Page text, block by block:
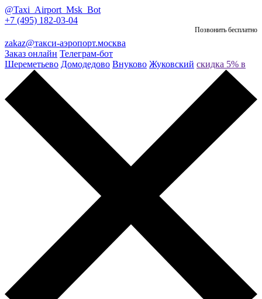
@Taxi_Airport_Msk_Bot
+7 (495) 182-03-04
Позвонить бесплатно
zakaz@такси-аэропорт.москва
Заказ онлайн Телеграм-бот
Шереметьево Домодедово Внуково Жуковский скидка 5% в